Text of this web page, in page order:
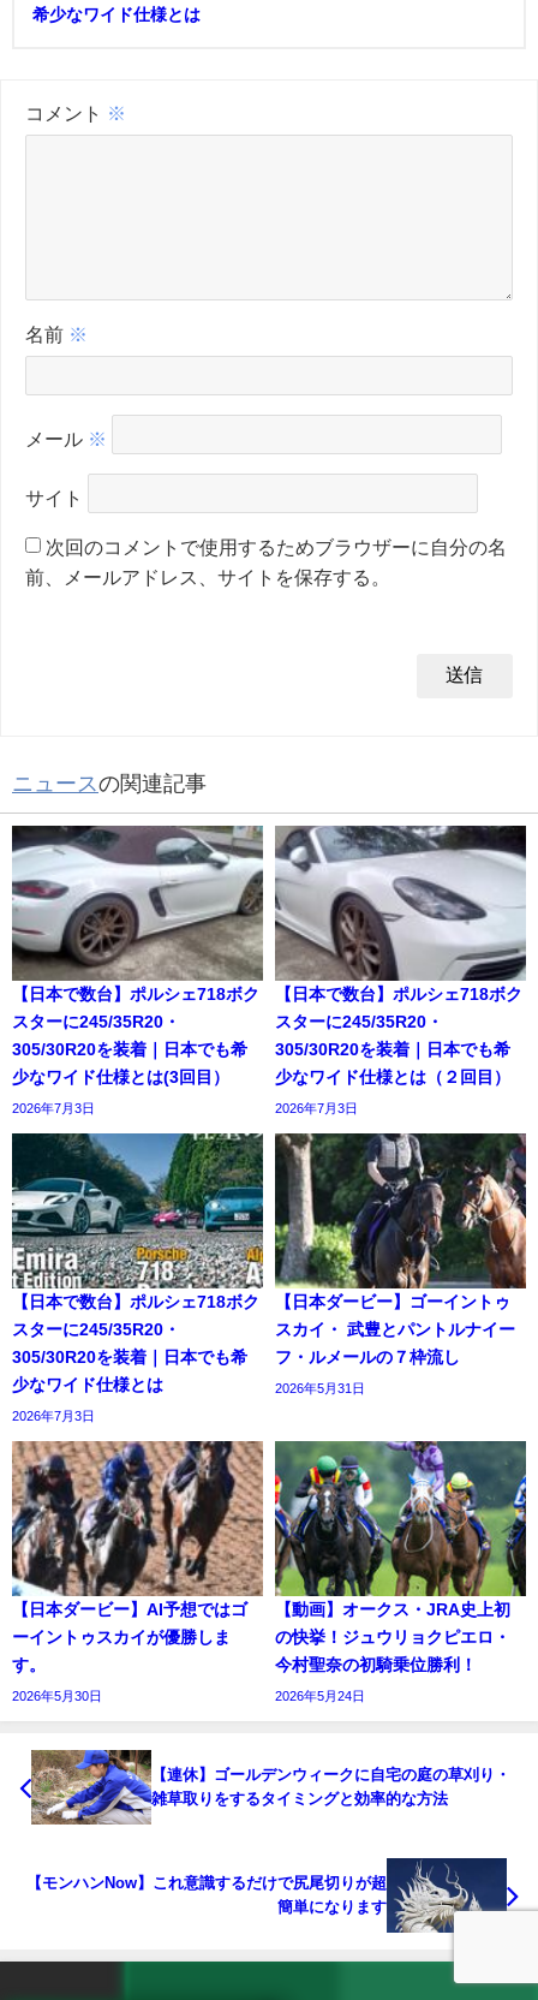
希少なワイド仕様とは
コメント ※
名前 ※
メール ※
サイト
次回のコメントで使用するためブラウザーに自分の名
前、メールアドレス、サイトを保存する。
ニュース の関連記事
【日本で数台】ポルシェ718ボク
スターに245/35R20・
305/30R20を装着｜日本でも希
少なワイド仕様とは(3回目）
2026年7月3日
【日本で数台】ポルシェ718ボク
スターに245/35R20・
305/30R20を装着｜日本でも希
少なワイド仕様とは（２回目）
2026年7月3日
【日本で数台】ポルシェ718ボク
スターに245/35R20・
305/30R20を装着｜日本でも希
少なワイド仕様とは
2026年7月3日
【日本ダービー】ゴーイントゥ
スカイ・ 武豊とパントルナイー
フ・ルメールの７枠流し
2026年5月31日
【日本ダービー】AI予想ではゴ
ーイントゥスカイが優勝しま
す。
2026年5月30日
【動画】オークス・JRA史上初
の快挙！ジュウリョクピエロ・
今村聖奈の初騎乗位勝利！
2026年5月24日
【連休】ゴールデンウィークに自宅の庭の草刈り・
雑草取りをするタイミングと効率的な方法
【モンハンNow】これ意識するだけで尻尾切りが超
簡単になります